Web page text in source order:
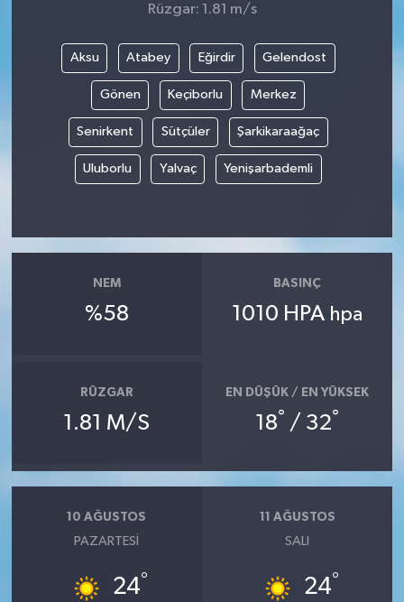
Rüzgar: 1.81 m/s
Aksu Atabey Eğirdir Gelendost
Gönen Keçiborlu Merkez
Senirkent Sütçüler Şarkikaraağaç
Uluborlu Yalvaç Yenişarbademli
NEM
%58
BASINÇ
1010 HPA hpa
RÜZGAR
1.81 M/S
EN DÜŞÜK / EN YÜKSEK
18° / 32°
10 AĞUSTOS
PAZARTESI
24°
11 AĞUSTOS
SALI
24°